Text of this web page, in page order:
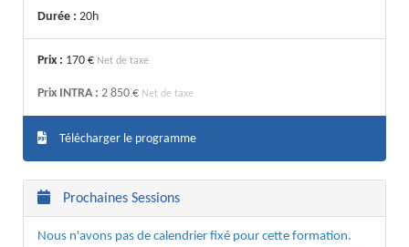
Durée : 20h
Prix : 170 € Net de taxe
Prix INTRA : 2 850 € Net de taxe
Télécharger le programme
Prochaines Sessions
Nous n'avons pas de calendrier fixé pour cette formation.